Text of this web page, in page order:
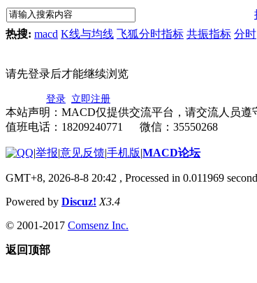
热搜: macd K线与均线 飞狐分时指标 共振指标 分时
请先登录后才能继续浏览
登录 立即注册
本站声明：MACD仅提供交流平台，请交流人员遵
值班电话：18209240771 微信：35550268
|举报|意见反馈|手机版|MACD论坛
GMT+8, 2026-8-8 20:42 , Processed in 0.011969
Powered by Discuz! X3.4
© 2001-2017 Comsenz Inc.
返回顶部